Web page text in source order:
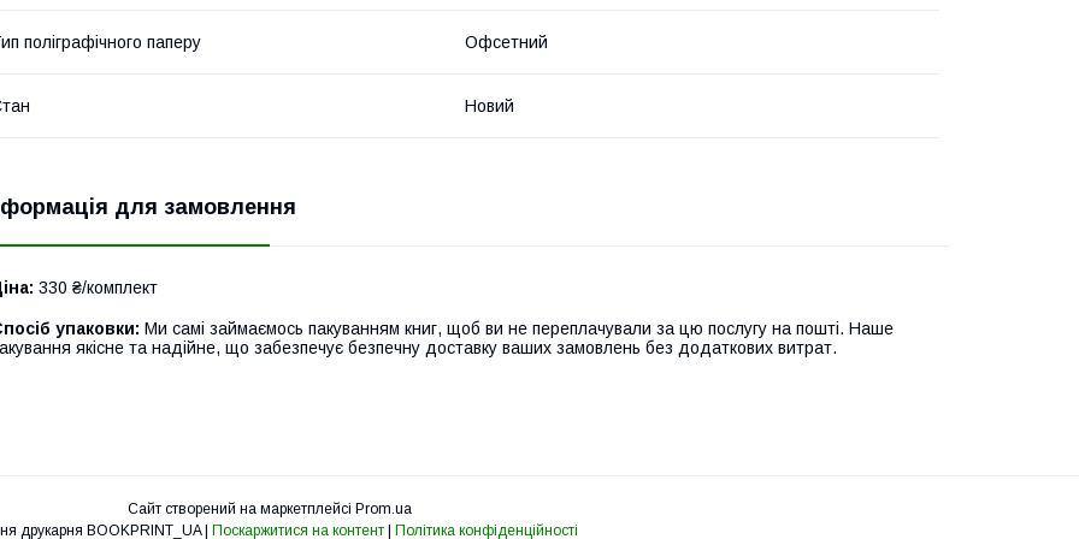
поліграфічного паперу Офсетний
Новий
для замовлення
330 ₴/комплект
упаковки: Ми самі займаємось пакуванням книг, щоб ви не переплачували за цю послугу на пошті. Наше
якісне та надійне, що забезпечує безпечну доставку ваших замовлень без додаткових витрат.
Сайт створений на маркетплейсі Prom.ua
Поскаржитися на контент Політика конфіденційності